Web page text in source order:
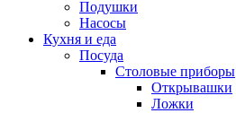
Подушки
Насосы
Кухня и еда
Посуда
Столовые приборы
Открывашки
Ложки